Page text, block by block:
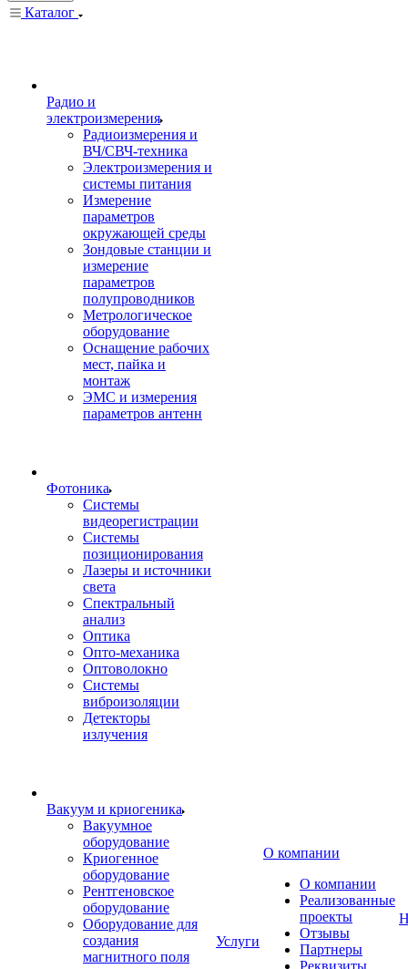
Каталог
Радио и
электроизмерения
Радиоизмерения и
ВЧ/СВЧ-техника
Электроизмерения и
системы питания
Измерение
параметров
окружающей среды
Зондовые станции и
измерение
параметров
полупроводников
Метрологическое
оборудование
Оснащение рабочих
мест, пайка и
монтаж
ЭМС и измерения
параметров антенн
Фотоника
Cистемы
видеорегистрации
Системы
позиционирования
Лазеры и источники
света
Спектральный
анализ
Оптика
Опто-механика
Оптоволокно
Системы
виброизоляции
Детекторы
излучения
Вакуум и криогеника
Вакуумное
оборудование
Криогенное
оборудование
Рентгеновское
оборудование
Оборудование для
создания
магнитного поля
Услуги
О компании
О компании
Реализованные
проекты
Отзывы
Партнеры
Реквизиты